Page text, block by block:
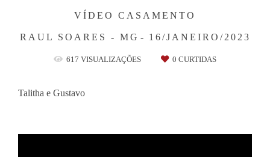
VÍDEO CASAMENTO
RAUL SOARES - MG 16/JANEIRO/2023
617 VISUALIZAÇÕES 0 CURTIDAS
Talitha e Gustavo